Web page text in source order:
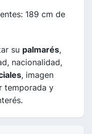
189 cm de
su palmarés,
nacionalidad,
, imagen
temporada y